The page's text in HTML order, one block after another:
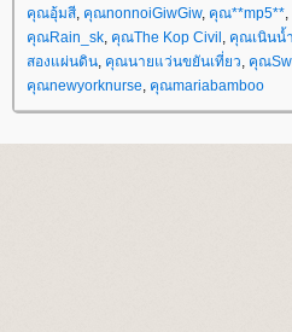
คุณอุ้มสี, คุณnonnoiGiwGiw, คุณ**mp5**,
คุณRain_sk, คุณThe Kop Civil , คุณเนินน้ำ
สองแผ่นดิน, คุณนายแว่นขยันเที่ยว, คุณ
คุณnewyorknurse, คุณmariabamboo